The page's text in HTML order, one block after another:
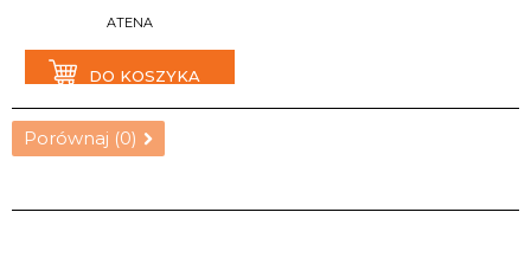
ATENA
DO KOSZYKA
Porównaj (0)